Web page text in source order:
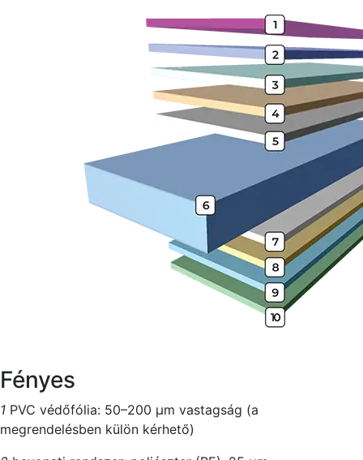
Fényes
1 PVC védőfólia: 50–200 μm vastagság (a
megrendelésben külön kérhető)